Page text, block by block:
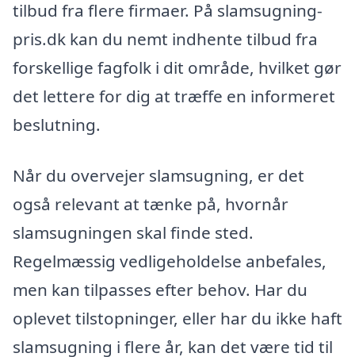
tilbud fra flere firmaer. På slamsugning-
pris.dk kan du nemt indhente tilbud fra
forskellige fagfolk i dit område, hvilket gør
det lettere for dig at træffe en informeret
beslutning.
Når du overvejer slamsugning, er det
også relevant at tænke på, hvornår
slamsugningen skal finde sted.
Regelmæssig vedligeholdelse anbefales,
men kan tilpasses efter behov. Har du
oplevet tilstopninger, eller har du ikke haft
slamsugning i flere år, kan det være tid til